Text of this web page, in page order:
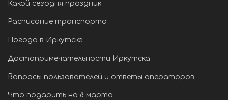
Какой сегодня праздник
Расписание транспорта
Погода в Иркутске
Достопримечательности Иркутска
Вопросы пользователей и ответы операторов
Что подарить на 8 марта